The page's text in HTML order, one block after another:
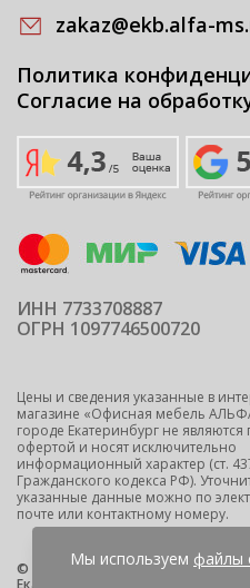
zakaz@ekb.alfa-
Политика
Согласие на
ИНН 7733708887
ОГРН 1097746500720
Цены и сведения указанные в
магазине «Офисная мебель
городе Екатеринбург не
офертой и носят исключительно
информационный характер (ст.
Гражданского кодекса РФ).
указанные данные можно по
почте или контактному номеру.
© 2009-2026 ООО "Офисная
Екатеринбург
Мы используем файлы